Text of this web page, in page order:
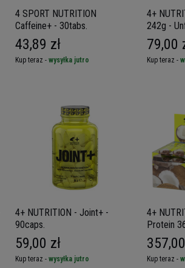
4 SPORT NUTRITION
Caffeine+ - 30tabs.
43,89 zł
Kup teraz - wysyłka jutro
4+
242g -
79,00
Kup teraz -
4+ NUTRITION - Joint+ -
90caps.
59,00 zł
Kup teraz - wysyłka jutro
4+
Protein
50g
Kup teraz -